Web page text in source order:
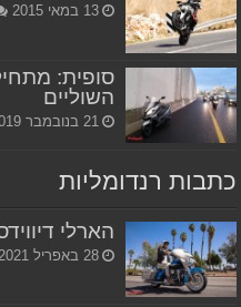
13 במאי 2015
סופית:
השוליים
21 בנובמבר 2019
כתבות רנדומליות
הארלי
28 באפריל 2021